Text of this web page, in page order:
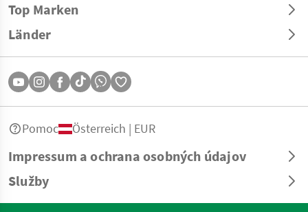
Top Marken
Länder
Impressum a ochrana osobných údajov
Služby
Pomoc Österreich | EUR